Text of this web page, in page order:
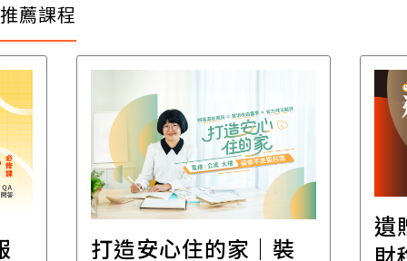
推薦課程
打造安心住的家｜裝
遺